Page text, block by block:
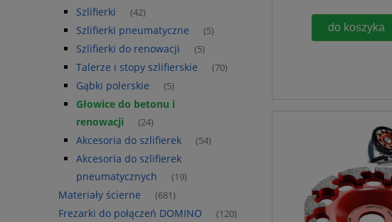
Szlifierki (42)
Szlifierki pneumatyczne (5)
Szlifierki do renowacji (5)
Talerze i stopy szlifierskie (70)
Gąbki polerskie (5)
Głowice do betonu i
renowacji
(24)
Akcesoria do szlifierek (54)
Akcesoria do szlifierek
pneumatycznych
(19)
Materiały ścierne (681)
Frezarki do połączeń DOMINO (120)
do koszyka